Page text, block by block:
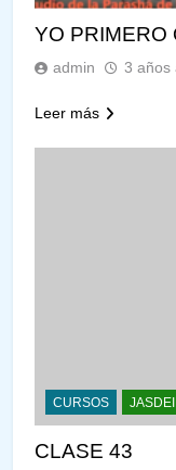
YO PRIMERO
admin 3 años
Leer más
CURSOS
CLASE 43